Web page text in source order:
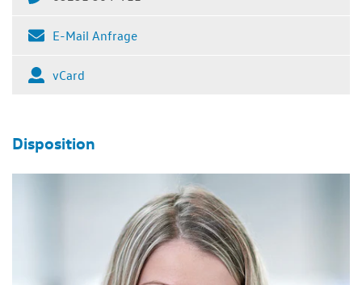
E-Mail Anfrage
vCard
Disposition